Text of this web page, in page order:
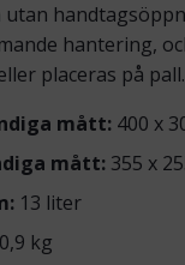
utan
hantering,
placeras på pall.
mått: 400 x
mått: 355 x
13 liter
0,9 kg